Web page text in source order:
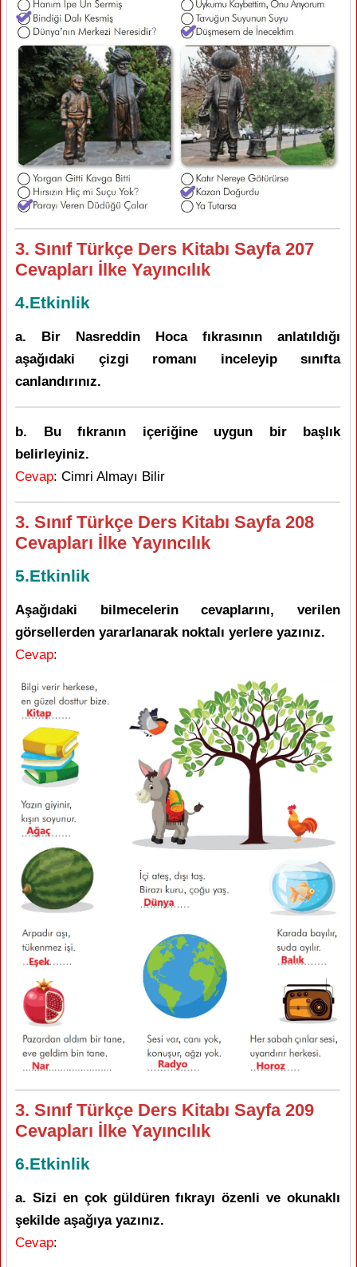
3. Sınıf Türkçe Ders Kitabı Sayfa 207
Cevapları İlke Yayıncılık
4.Etkinlik
a. Bir Nasreddin Hoca fıkrasının anlatıldığı
aşağıdaki çizgi romanı inceleyip sınıfta
canlandırınız.
b. Bu fıkranın içeriğine uygun bir başlık
belirleyiniz.
Cevap: Cimri Almayı Bilir
3. Sınıf Türkçe Ders Kitabı Sayfa 208
Cevapları İlke Yayıncılık
5.Etkinlik
Aşağıdaki bilmecelerin cevaplarını, verilen
görsellerden yararlanarak noktalı yerlere yazınız.
Cevap:
3. Sınıf Türkçe Ders Kitabı Sayfa 209
Cevapları İlke Yayıncılık
6.Etkinlik
a. Sizi en çok güldüren fıkrayı özenli ve okunaklı
şekilde aşağıya yazınız.
Cevap: